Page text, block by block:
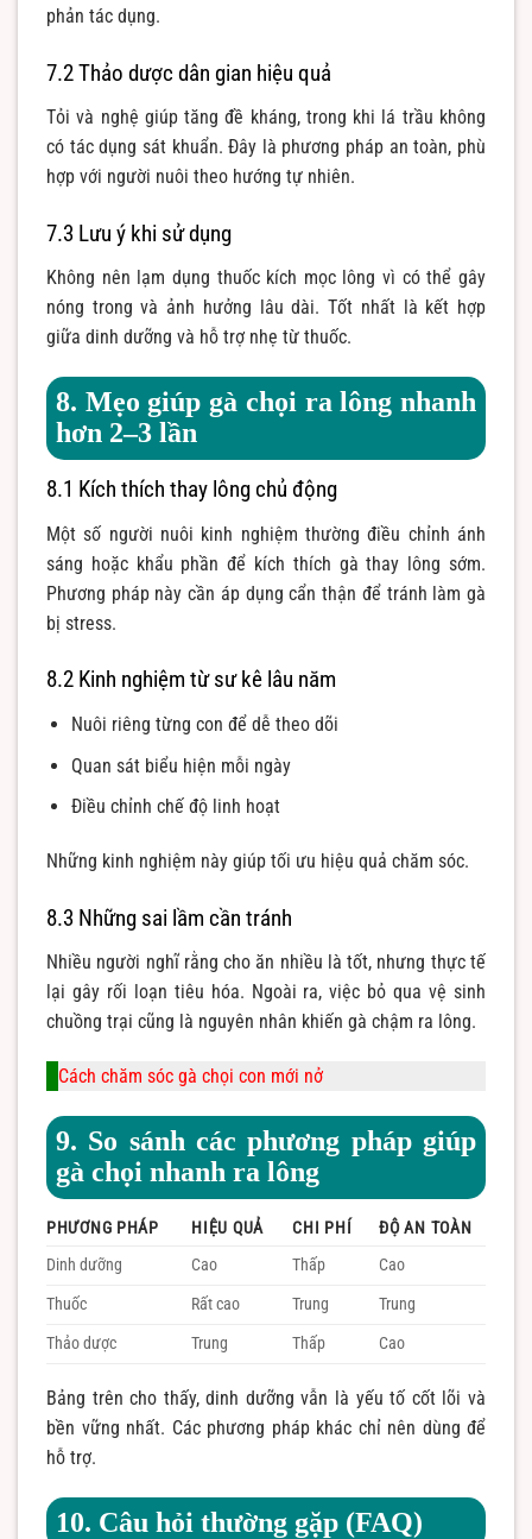
phản tác dụng.
7.2 Thảo dược dân gian hiệu quả
Tỏi và nghệ giúp tăng đề kháng, trong khi lá trầu không
có tác dụng sát khuẩn. Đây là phương pháp an toàn, phù
hợp với người nuôi theo hướng tự nhiên.
7.3 Lưu ý khi sử dụng
Không nên lạm dụng thuốc kích mọc lông vì có thể gây
nóng trong và ảnh hưởng lâu dài. Tốt nhất là kết hợp
giữa dinh dưỡng và hỗ trợ nhẹ từ thuốc.
8. Mẹo giúp gà chọi ra lông nhanh
hơn 2–3 lần
8.1 Kích thích thay lông chủ động
Một số người nuôi kinh nghiệm thường điều chỉnh ánh
sáng hoặc khẩu phần để kích thích gà thay lông sớm.
Phương pháp này cần áp dụng cẩn thận để tránh làm gà
bị stress.
8.2 Kinh nghiệm từ sư kê lâu năm
Nuôi riêng từng con để dễ theo dõi
Quan sát biểu hiện mỗi ngày
Điều chỉnh chế độ linh hoạt
Những kinh nghiệm này giúp tối ưu hiệu quả chăm sóc.
8.3 Những sai lầm cần tránh
Nhiều người nghĩ rằng cho ăn nhiều là tốt, nhưng thực tế
lại gây rối loạn tiêu hóa. Ngoài ra, việc bỏ qua vệ sinh
chuồng trại cũng là nguyên nhân khiến gà chậm ra lông.
Cách chăm sóc gà chọi con mới nở
9. So sánh các phương pháp giúp
gà chọi nhanh ra lông
PHƯƠNG PHÁP HIỆU QUẢ CHI PHÍ
ĐỘ AN TOÀN
Dinh dưỡng
Cao Thấp
Cao
Thuốc
Rất cao Trung
Trung
Thảo dược
Trung Thấp Cao
Bảng trên cho thấy, dinh dưỡng vẫn là yếu tố cốt lõi và
bền vững nhất. Các phương pháp khác chỉ nên dùng để
hỗ trợ.
10. Câu hỏi thường gặp (FAQ)